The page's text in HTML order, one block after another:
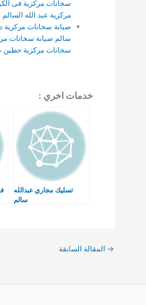
سخانات مركزية فى
مركزية عبد الله السالم
صيانة سخانات مركزية
سالم صيانة سخانات
سخانات مركزية حطين
خدمات اخري :
تسليك مجاري عبدالله
سالم
→ المقالة السابقة